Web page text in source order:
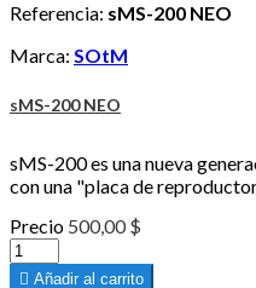
Referencia: sMS-200 NEO
Marca: SOtM
sMS-200 NEO
sMS-200 es una nueva
con una "placa de
Precio 500,00 $
 Añadir al carrito